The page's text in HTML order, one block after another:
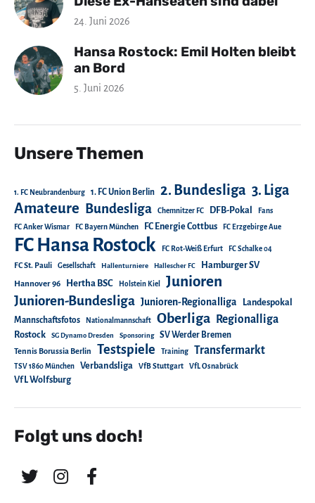
24. Juni 2026
Hansa Rostock: Emil Holten bleibt
an Bord
5. Juni 2026
Unsere Themen
1. FC Neubrandenburg 1. FC Union Berlin 2. Bundesliga 3. Liga
Amateure Bundesliga Chemnitzer FC DFB-Pokal Fans
FC Anker Wismar FC Bayern München FC Energie Cottbus FC Erzgebirge Aue
FC Hansa Rostock FC Rot-Weiß Erfurt FC Schalke 04
FC St. Pauli Gesellschaft Hallenturniere Hallescher FC Hamburger SV
Hannover 96 Hertha BSC Holstein Kiel Junioren
Junioren-Bundesliga Junioren-Regionalliga
Landespokal
Mannschaftsfotos
Nationalmannschaft Oberliga Regionalliga
Rostock SG Dynamo Dresden Sponsoring SV Werder Bremen
Tennis Borussia Berlin Testspiele Training Transfermarkt
TSV 1860 München Verbandsliga VfB Stuttgart VfL Osnabrück
VfL Wolfsburg
Folgt uns doch!